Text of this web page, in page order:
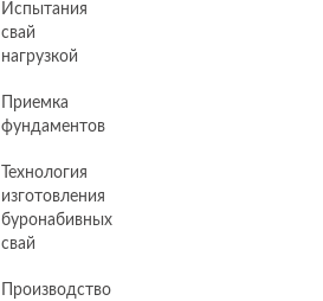
Испытания
свай
нагрузкой
Приемка
фундаментов
Технология
изготовления
буронабивных
свай
Производство